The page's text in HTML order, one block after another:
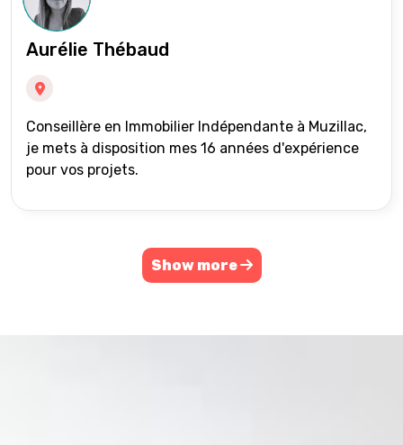
Aurélie Thébaud
Conseillère en Immobilier Indépendante à Muzillac,
je mets à disposition mes 16 années d'expérience
pour vos projets.
Show more